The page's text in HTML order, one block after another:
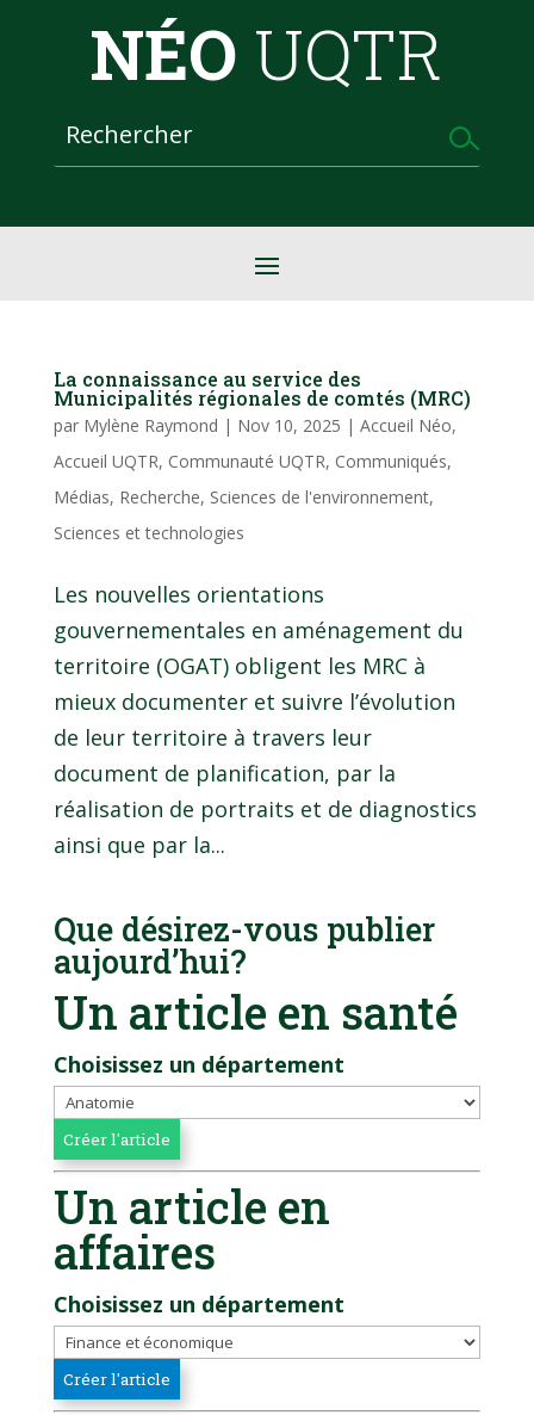
NÉO UQTR
La connaissance au service des
Municipalités régionales de comtés (MRC)
par Mylène Raymond | Nov 10, 2025 | Accueil Néo,
Accueil UQTR, Communauté UQTR, Communiqués,
Médias, Recherche, Sciences de l'environnement,
Sciences et technologies
Les nouvelles orientations
gouvernementales en aménagement du
territoire (OGAT) obligent les MRC à
mieux documenter et suivre l’évolution
de leur territoire à travers leur
document de planification, par la
réalisation de portraits et de diagnostics
ainsi que par la...
Que désirez-vous publier
aujourd’hui?
Un article en santé
Choisissez un département
Un article en
affaires
Choisissez un département